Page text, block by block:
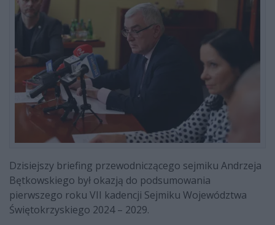
Dzisiejszy briefing przewodniczącego sejmiku Andrzeja
Bętkowskiego był okazją do podsumowania
pierwszego roku VII kadencji Sejmiku Województwa
Świętokrzyskiego 2024 – 2029.